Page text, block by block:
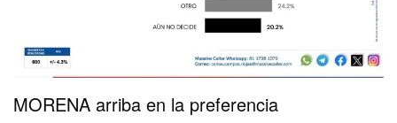
MORENA arriba en la preferencia